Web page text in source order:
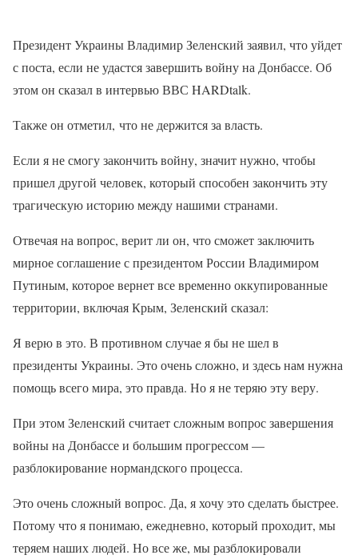
Президент Украины Владимир Зеленский заявил, что уйдет
с поста, если не удастся завершить войну на Донбассе. Об
этом он сказал в интервью ВВС HARDtalk.
Также он отметил, что не держится за власть.
Если я не смогу закончить войну, значит нужно, чтобы
пришел другой человек, который способен закончить эту
трагическую историю между нашими странами.
Отвечая на вопрос, верит ли он, что сможет заключить
мирное соглашение с президентом России Владимиром
Путиным, которое вернет все временно оккупированные
территории, включая Крым, Зеленский сказал:
Я верю в это. В противном случае я бы не шел в
президенты Украины. Это очень сложно, и здесь нам нужна
помощь всего мира, это правда. Но я не теряю эту веру.
При этом Зеленский считает сложным вопрос завершения
войны на Донбассе и большим прогрессом —
разблокирование нормандского процесса.
Это очень сложный вопрос. Да, я хочу это сделать быстрее.
Потому что я понимаю, ежедневно, который проходит, мы
теряем наших людей. Но все же, мы разблокировали